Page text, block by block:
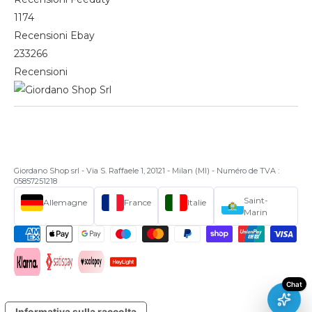
1174
Recensioni Ebay
233266
Recensioni
Giordano Shop srl - Via S. Raffaele 1, 20121 - Milan (MI) - Numéro de TVA :
05857251218
Allemagne France Italie
Saint-
Marin